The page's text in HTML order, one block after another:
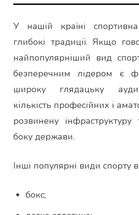
У нашій країні
глибокі традиції. Якщо
найпопулярніший вид
безперечним лідером є
широку глядацьку
кількість професійних і
розвинену
боку держави.
Інші популярні види спорту в
бокс;